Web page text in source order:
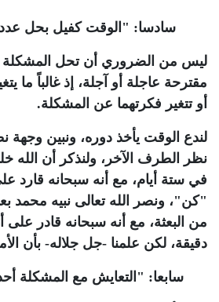
سادسا: " الوقت كفيل بحل
ليس من الضروري أن تحل المشكلة
مقترحة عاجلة أو آجلة، إذ غالباً ما
أو تتغير فكرتهما عن المشكلة.
لندع الوقت يأخذ دوره، ونبين وجهة
نظر الطرف الآخر، ولنذكر أن الله
في ستة أيام، مع أنه سبحانه قارد
"كن"، ونصر الله تعالى نبيه محمد
من البعثة، مع أنه سبحانه قادر
دقيقة، لكن علمنا -جل جلاله- بأن
سابعا: " التعايش مع المشكلة